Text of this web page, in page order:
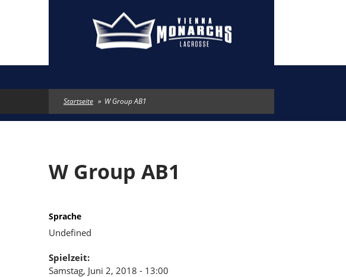
Startseite » W Group AB1
W Group AB1
Sprache
Undefined
Spielzeit:
Samstag, Juni 2, 2018 - 13:00